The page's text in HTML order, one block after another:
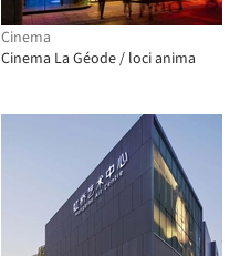
Cinema
Cinema La Géode / loci anima